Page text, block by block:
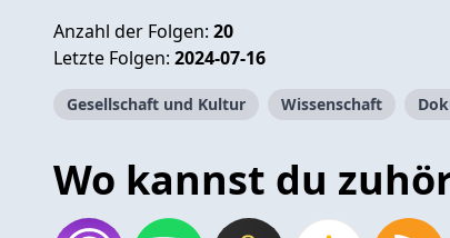
Anzahl der Folgen: 20
Letzte Folgen: 2024-07-16
Gesellschaft und Kultur Wissenschaft
Wo kannst du